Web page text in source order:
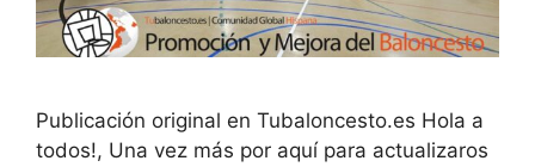
Publicación original en Tubaloncesto.es Hola a
todos!, Una vez más por aquí para actualizaros